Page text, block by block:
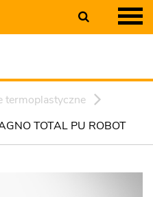
termoplastyczne
TOTAL PU ROBOT